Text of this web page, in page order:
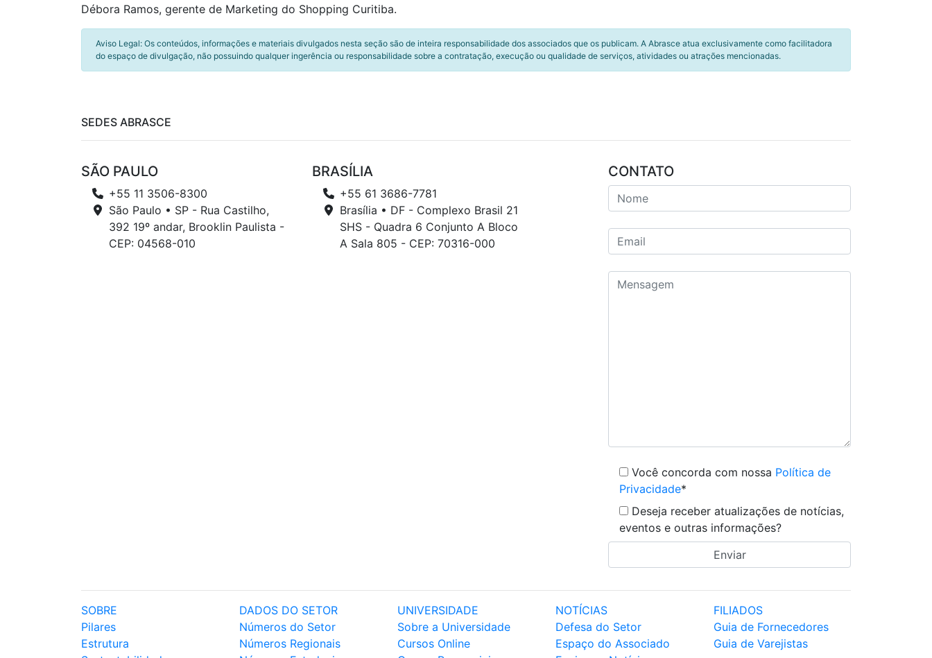
Débora Ramos, gerente de Marketing do Shopping Curitiba.
Aviso Legal: Os conteúdos, informações e materiais divulgados nesta seção são de inteira responsabilidade dos associados que os publicam. A Abrasce atua exclusivamente como facilitadora
do espaço de divulgação, não possuindo qualquer ingerência ou responsabilidade sobre a contratação, execução ou qualidade de serviços, atividades ou atrações mencionadas.
SEDES ABRASCE
SÃO PAULO
+55 11 3506-8300
São Paulo • SP - Rua Castilho,
392 19º andar, Brooklin Paulista -
CEP: 04568-010
BRASÍLIA
+55 61 3686-7781
Brasília • DF - Complexo Brasil 21
SHS - Quadra 6 Conjunto A Bloco
A Sala 805 - CEP: 70316-000
CONTATO
Você concorda com nossa Política de
Privacidade*
Deseja receber atualizações de notícias,
eventos e outras informações?
SOBRE
Pilares
Estrutura
DADOS DO SETOR
Números do Setor
Números Regionais
UNIVERSIDADE
Sobre a Universidade
Cursos Online
NOTÍCIAS
Defesa do Setor
Espaço do Associado
FILIADOS
Guia de Fornecedores
Guia de Varejistas